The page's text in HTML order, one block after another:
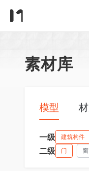
素材库
模型
一级 建筑构件
二级 门 窗